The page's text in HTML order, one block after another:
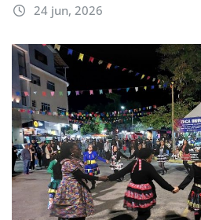
24 jun, 2026